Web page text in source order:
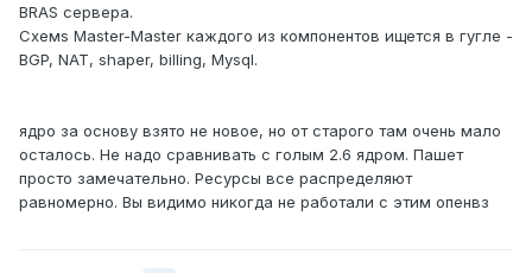
BRAS сервера.
Схемs Master-Master каждого из компонентов ищется в гугле -
BGP, NAT, shaper, billing, Mysql.
ядро за основу взято не новое, но от старого там очень мало
осталось. Не надо сравнивать с голым 2.6 ядром. Пашет
просто замечательно. Ресурсы все распределяют
равномерно. Вы видимо никогда не работали с этим опенвз